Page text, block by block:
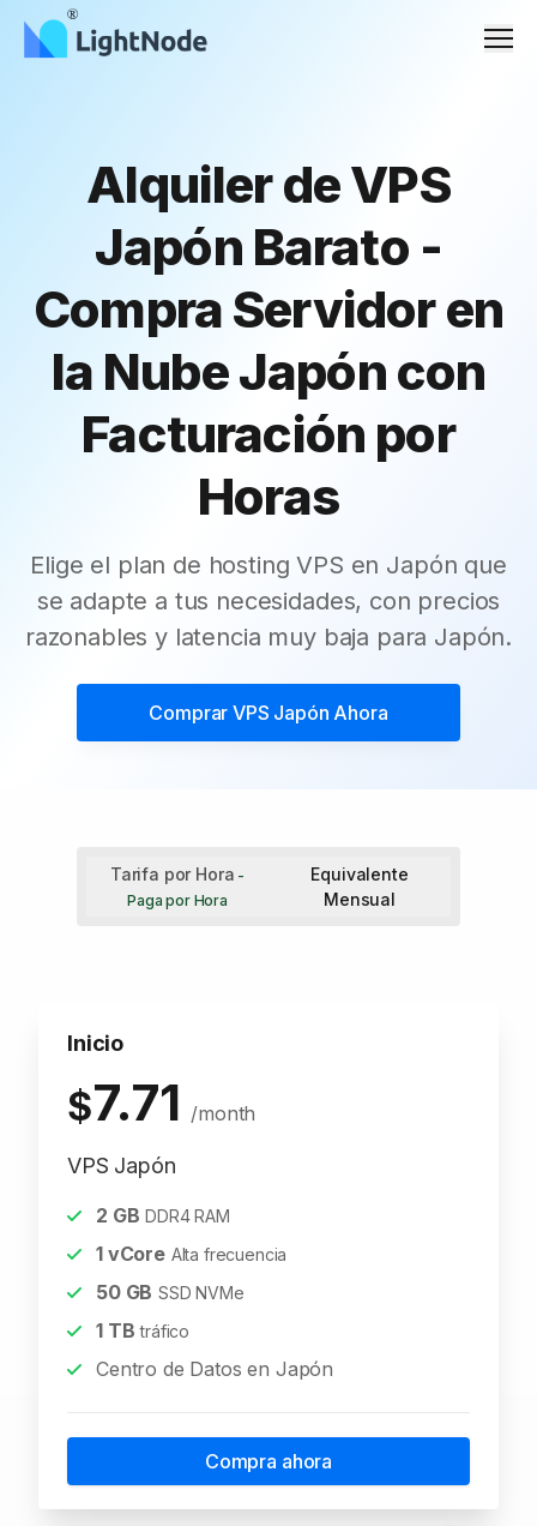
Alquiler de VPS
Japón Barato -
Compra Servidor en
la Nube Japón con
Facturación por
Horas
Elige el plan de hosting VPS en Japón que
se adapte a tus necesidades, con precios
razonables y latencia muy baja para Japón.
ComprarVPS Japón Ahora
Tarifa por Hora -
Paga por Hora
Equivalente
Mensual
Inicio
$7.71 /month
VPS Japón
2 GB DDR4 RAM
1vCore Alta frecuencia
50GB SSD NVMe
1TB tráfico
Centro de Datos en Japón
Compra ahora